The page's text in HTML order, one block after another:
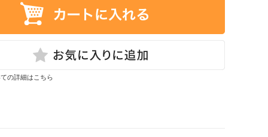
の詳細はこちら